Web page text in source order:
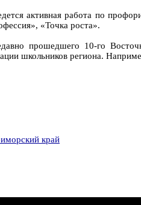
активная работа по
«Точка роста».
прошедшего 10-го
школьников региона.
край